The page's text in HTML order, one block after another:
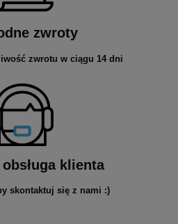
zwroty
zwrotu w ciągu 14 dni
klienta
skontaktuj się z nami :)